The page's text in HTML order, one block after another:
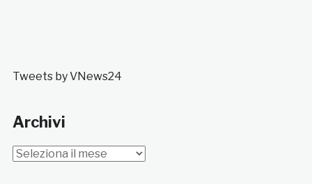
Tweets by VNews24
Archivi
Archivi